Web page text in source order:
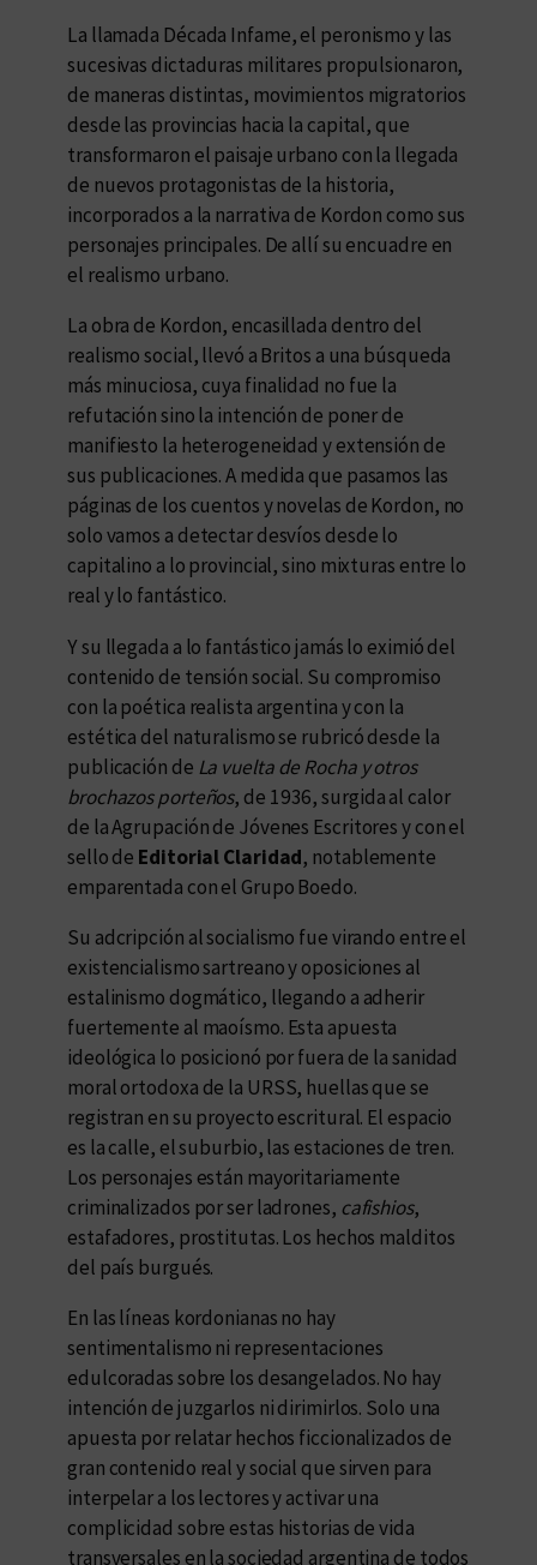
La llamada Década Infame, el peronismo y las
sucesivas dictaduras militares propulsionaron,
de maneras distintas, movimientos migratorios
desde las provincias hacia la capital, que
transformaron el paisaje urbano con la llegada
de nuevos protagonistas de la historia,
incorporados a la narrativa de Kordon como sus
personajes principales. De allí su encuadre en
el realismo urbano.
La obra de Kordon, encasillada dentro del
realismo social, llevó a Britos a una búsqueda
más minuciosa, cuya finalidad no fue la
refutación sino la intención de poner de
manifiesto la heterogeneidad y extensión de
sus publicaciones. A medida que pasamos las
páginas de los cuentos y novelas de Kordon, no
solo vamos a detectar desvíos desde lo
capitalino a lo provincial, sino mixturas entre lo
real y lo fantástico.
Y su llegada a lo fantástico jamás lo eximió del
contenido de tensión social. Su compromiso
con la poética realista argentina y con la
estética del naturalismo se rubricó desde la
publicación de La vuelta de Rocha y otros
brochazos porteños, de 1936, surgida al calor
de la Agrupación de Jóvenes Escritores y con el
sello de Editorial Claridad, notablemente
emparentada con el Grupo Boedo.
Su adcripción al socialismo fue virando entre el
existencialismo sartreano y oposiciones al
estalinismo dogmático, llegando a adherir
fuertemente al maoísmo. Esta apuesta
ideológica lo posicionó por fuera de la sanidad
moral ortodoxa de la URSS, huellas que se
registran en su proyecto escritural. El espacio
es la calle, el suburbio, las estaciones de tren.
Los personajes están mayoritariamente
criminalizados por ser ladrones, cafishios,
estafadores, prostitutas. Los hechos malditos
del país burgués.
En las líneas kordonianas no hay
sentimentalismo ni representaciones
edulcoradas sobre los desangelados. No hay
intención de juzgarlos ni dirimirlos. Solo una
apuesta por relatar hechos ficcionalizados de
gran contenido real y social que sirven para
interpelar a los lectores y activar una
complicidad sobre estas historias de vida
transversales en la sociedad argentina de todos